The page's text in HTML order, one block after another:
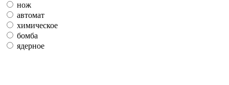
нож
автомат
химическое
бомба
ядерное